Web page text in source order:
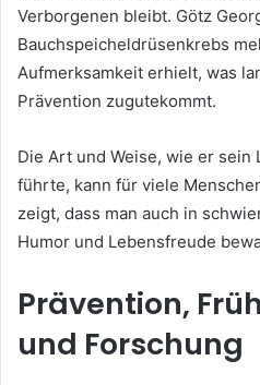
Verborgenen bleibt. Götz
Bauchspeicheldrüsenkrebs
Aufmerksamkeit erhielt, was
Prävention zugutekommt.
Die Art und Weise, wie er sein
führte, kann für viele
zeigt, dass man auch in
Humor und Lebensfreude
Prävention,
und Forschung